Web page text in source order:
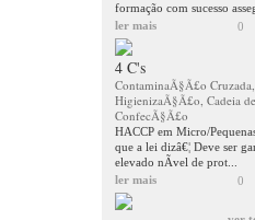
formação com sucesso
ler mais
0
4 C's
ContaminaÃ§Ã£o Cruzada,
HigienizaÃ§Ã£o, Cadeia
ConfecÃ§Ã£o
HACCP em Micro/
que a lei dizâ€¦ Deve ser
elevado nÃ­vel de prot...
ler mais
0